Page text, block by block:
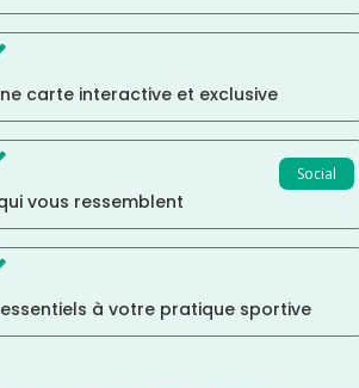
carte interactive et exclusive
Social
vous ressemblent
à votre pratique sportive